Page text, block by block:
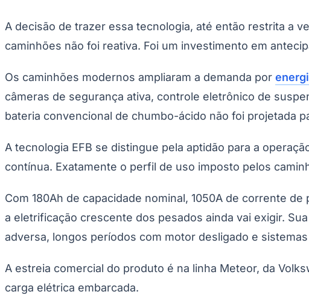
Selo Verificado
Portal Educacional
Agenda de Vestibulares
Concursos
Panorama Econômico
Panorama Econômico
Anuncie no Portal
Verificar EmpresaNovo
NFL
Fórmula 1
UFC
MLB
NHL
Atletismo
Vôlei
A decisão de trazer essa tecnologia, até então restrita a
caminhões não foi reativa. Foi um investimento em
Os caminhões modernos ampliaram a demanda por
câmeras de segurança ativa, controle eletrônico de
bateria convencional de chumbo-ácido não foi projetada
A tecnologia EFB se distingue pela aptidão para a
contínua. Exatamente o perfil de uso imposto pelos
Com 180Ah de capacidade nominal, 1050A de corrente
a eletrificação crescente dos pesados ainda vai exigir.
adversa, longos períodos com motor desligado e
A estreia comercial do produto é na linha Meteor, da
carga elétrica embarcada.